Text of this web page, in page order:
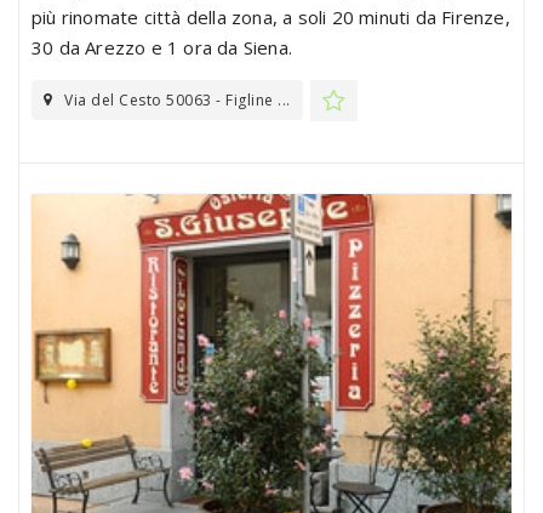
più rinomate città della zona, a soli 20 minuti da Firenze,
30 da Arezzo e 1 ora da Siena.
Via del Cesto 50063 - Figline ...